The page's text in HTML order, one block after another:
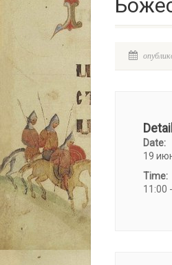
Date:
19
Time:
11:00